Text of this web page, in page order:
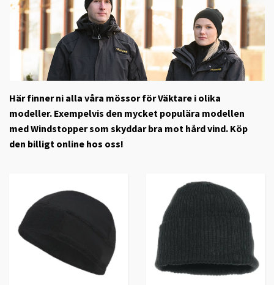
Här finner ni alla våra mössor för Väktare i olika
modeller. Exempelvis den mycket populära modellen
med Windstopper som skyddar bra mot hård vind. Köp
den billigt online hos oss!